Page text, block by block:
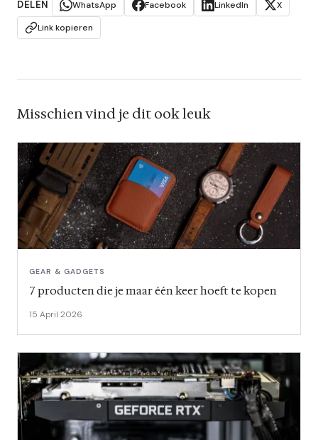
DELEN WhatsApp Facebook LinkedIn
X
Link kopieren
Misschien vind je dit ook leuk
GEAR & GADGETS
7 producten die je maar één keer hoeft te kopen
15 April 2026